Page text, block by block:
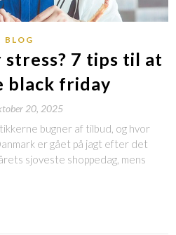
BLOG
7 tips til at
black friday
20, 2025
bugner af tilbud, og hvor
er gået på jagt efter det
sjoveste shoppedag, mens